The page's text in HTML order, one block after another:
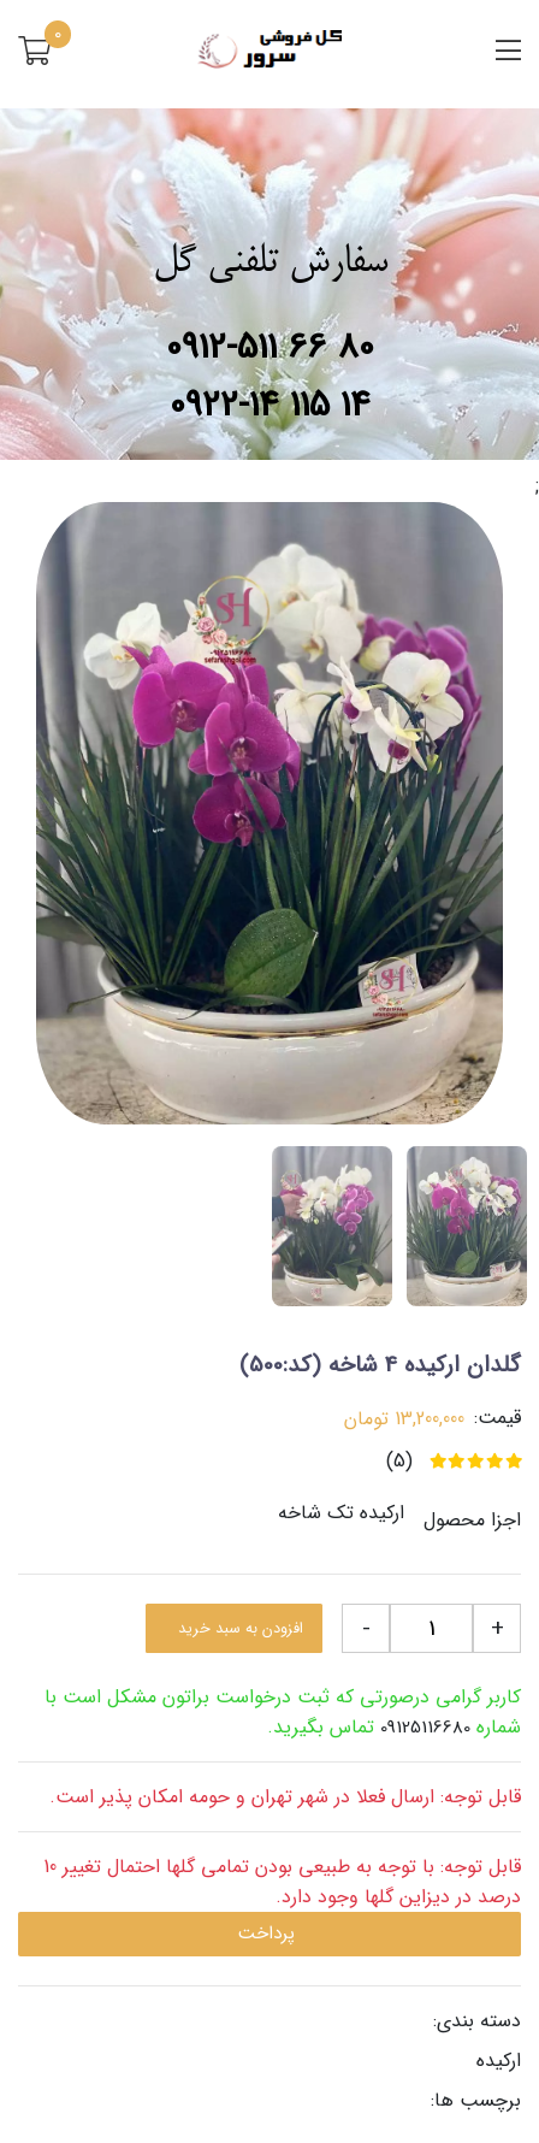
0
سفارش تلفنی گل
0912-511 66 80
0922-14 115 14
;
گلدان ارکیده 4 شاخه (کد:500)
قیمت: 13,200,000 تومان
(5)
اجزا محصول
ارکیده تک شاخه
+
- افزودن به سبد خرید
کاربر گرامی درصورتی که ثبت درخواست براتون مشکل است با
شماره 09125116680 تماس بگیرید.
قابل توجه: ارسال فعلا در شهر تهران و حومه امکان پذیر است.
قابل توجه: با توجه به طبیعی بودن تمامی گلها احتمال تغییر 10
درصد در دیزاین گلها وجود دارد.
پرداخت
دسته بندی:
ارکیده
برچسب ها: